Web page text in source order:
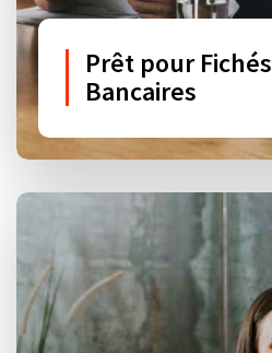
Prêt pour Fichés
Bancaires